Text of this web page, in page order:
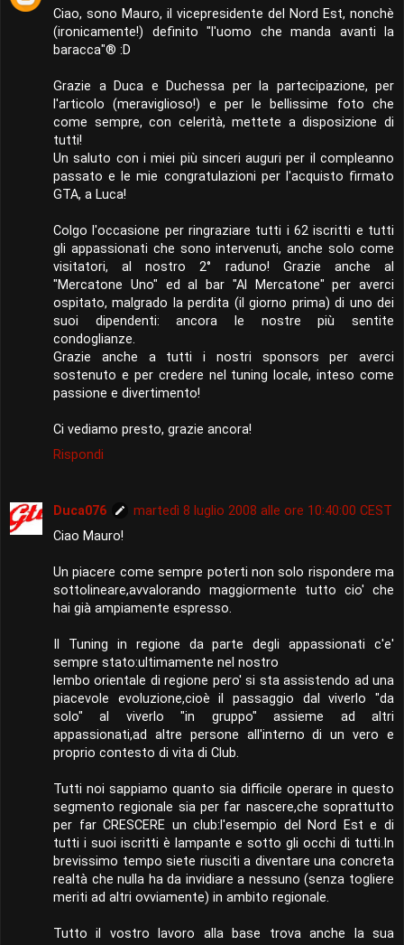
Ciao, sono Mauro, il vicepresidente del Nord Est, nonchè
(ironicamente!) definito "l'uomo che manda avanti la
baracca"® :D
Grazie a Duca e Duchessa per la partecipazione, per
l'articolo (meraviglioso!) e per le bellissime foto che
come sempre, con celerità, mettete a disposizione di
tutti!
Un saluto con i miei più sinceri auguri per il compleanno
passato e le mie congratulazioni per l'acquisto firmato
GTA, a Luca!
Colgo l'occasione per ringraziare tutti i 62 iscritti e tutti
gli appassionati che sono intervenuti, anche solo come
visitatori, al nostro 2° raduno! Grazie anche al
"Mercatone Uno" ed al bar "Al Mercatone" per averci
ospitato, malgrado la perdita (il giorno prima) di uno dei
suoi dipendenti: ancora le nostre più sentite
condoglianze.
Grazie anche a tutti i nostri sponsors per averci
sostenuto e per credere nel tuning locale, inteso come
passione e divertimento!
Ci vediamo presto, grazie ancora!
Rispondi
Duca076
martedì 8 luglio 2008 alle ore 10:40:00 CEST
Ciao Mauro!
Un piacere come sempre poterti non solo rispondere ma
sottolineare,avvalorando maggiormente tutto cio' che
hai già ampiamente espresso.
Il Tuning in regione da parte degli appassionati c'e'
sempre stato:ultimamente nel nostro
lembo orientale di regione pero' si sta assistendo ad una
piacevole evoluzione,cioè il passaggio dal viverlo "da
solo" al viverlo "in gruppo" assieme ad altri
appassionati,ad altre persone all'interno di un vero e
proprio contesto di vita di Club.
Tutti noi sappiamo quanto sia difficile operare in questo
segmento regionale sia per far nascere,che soprattutto
per far CRESCERE un club:l'esempio del Nord Est e di
tutti i suoi iscritti è lampante e sotto gli occhi di tutti.In
brevissimo tempo siete riusciti a diventare una concreta
realtà che nulla ha da invidiare a nessuno (senza togliere
meriti ad altri ovviamente) in ambito regionale.
Tutto il vostro lavoro alla base trova anche la sua